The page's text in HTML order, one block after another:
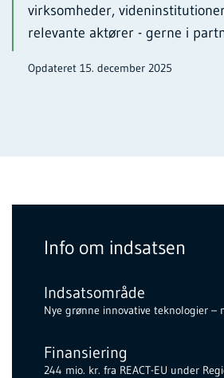
virksomheder,
relevante aktører - gerne i
Opdateret 15. december 2025
Info om indsatsen
Indsatsområde
Nye grønne innovative teknologier –
Finansiering
244 mio. kr. fra REACT-EU under